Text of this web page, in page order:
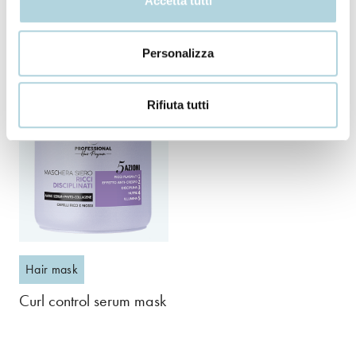
Personalizza
Rifiuta tutti
Curl control shampoo
Instant cream for
defined curls
Hair mask
Curl control serum mask